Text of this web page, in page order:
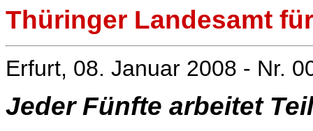
Thüringer Landesamt
Erfurt, 08. Januar 2008 - Nr.
Jeder Fünfte arbeitet